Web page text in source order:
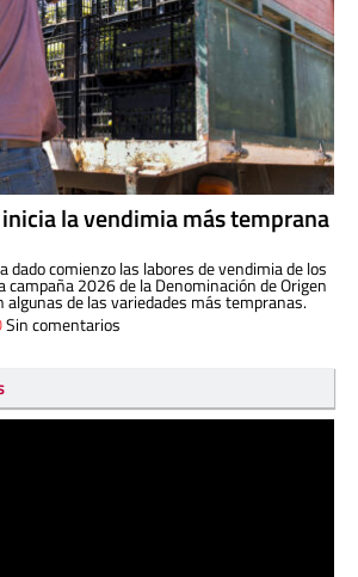
inicia la vendimia más temprana
dado comienzo las labores de vendimia de los
campaña 2026 de la Denominación de Origen
algunas de las variedades más tempranas.
Sin comentarios